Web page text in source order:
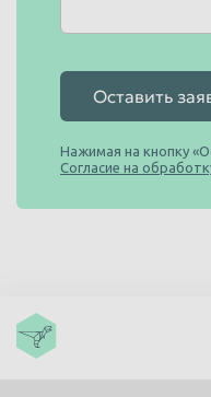
Оставить
Нажимая на кнопку
Согласие на